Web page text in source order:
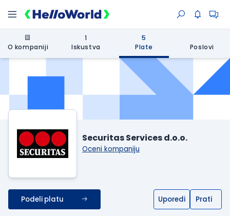
O kompaniji
1
Iskustva
5
Plate
Poslovi
Securitas Services d.o.o.
Oceni kompaniju
Podeli platu Uporedi Prati